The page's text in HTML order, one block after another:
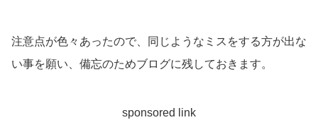
注意点が色々あったので、同じようなミスをする方が出な
い事を願い、備忘のためブログに残しておきます。
sponsored link